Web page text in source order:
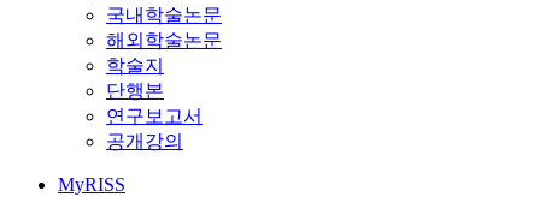
국내학술논문
해외학술논문
학술지
단행본
연구보고서
공개강의
MyRISS